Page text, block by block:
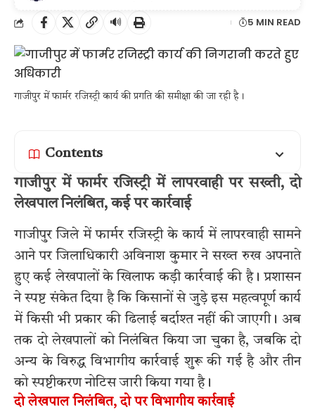
🔊 5 MIN READ
गाजीपुर में फार्मर रजिस्ट्री कार्य की प्रगति की समीक्षा की जा रही है।
Contents
गाजीपुर में फार्मर रजिस्ट्री में लापरवाही पर सख्ती, दो
लेखपाल निलंबित, कई पर कार्रवाई
गाजीपुर जिले में फार्मर रजिस्ट्री के कार्य में लापरवाही सामने
आने पर जिलाधिकारी अविनाश कुमार ने सख्त रुख अपनाते
हुए कई लेखपालों के खिलाफ कड़ी कार्रवाई की है। प्रशासन
ने स्पष्ट संकेत दिया है कि किसानों से जुड़े इस महत्वपूर्ण कार्य
में किसी भी प्रकार की ढिलाई बर्दाश्त नहीं की जाएगी। अब
तक दो लेखपालों को निलंबित किया जा चुका है, जबकि दो
अन्य के विरुद्ध विभागीय कार्रवाई शुरू की गई है और तीन
को स्पष्टीकरण नोटिस जारी किया गया है।
दो लेखपाल निलंबित, दो पर विभागीय कार्रवाई